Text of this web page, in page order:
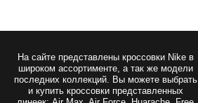
На сайте представлены кроссовки Nikeв
широком ассортименте, а так же модели
последних коллекций. Вы можете выбрать
и купить кроссовки представленных